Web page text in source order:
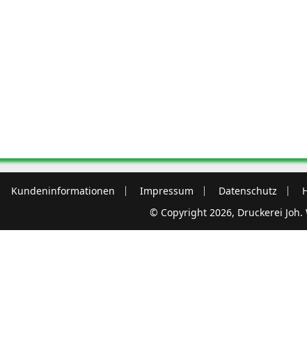
Kundeninformationen Impressum Datenschutz
© Copyright 2026, Druckerei Joh.